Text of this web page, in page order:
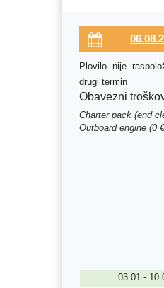
Plovilo nije
drugi termin
Obavezni
Charter pack (end
Outboard engine (0
03.01 -